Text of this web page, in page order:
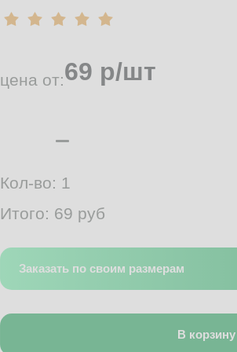
цена от:69 р/шт
Кол-во: 1
Итого: 69 руб
Заказать по своим размерам
В корзину